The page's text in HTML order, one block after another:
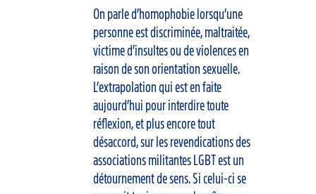
On parle d’homophobie lorsqu’une
personne est discriminée, maltraitée,
victime d’insultes ou de violences en
raison de son orientation sexuelle.
L’extrapolation qui est en faite
aujourd’hui pour interdire toute
réflexion, et plus encore tout
désaccord, sur les revendications des
associations militantes LGBT est un
détournement de sens. Si celui-ci se